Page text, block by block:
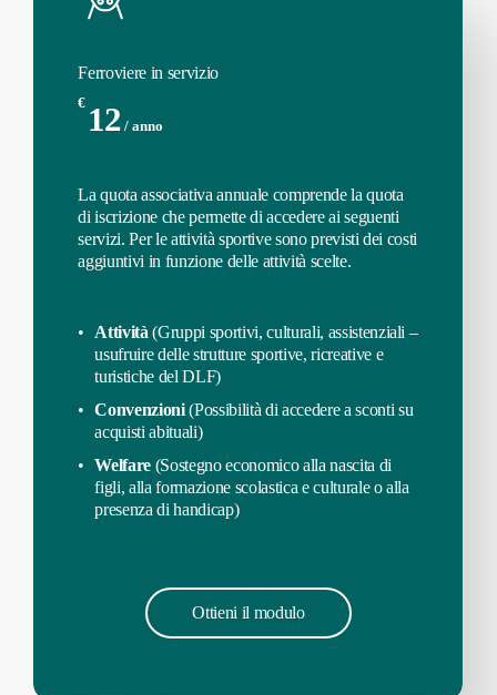
Ferroviere in servizio
€ 12 / anno
La quota associativa annuale comprende la quota
di iscrizione che permette di accedere ai seguenti
servizi. Per le attività sportive sono previsti dei costi
aggiuntivi in funzione delle attività scelte.
Attività (Gruppi sportivi, culturali, assistenziali –
usufruire delle strutture sportive, ricreative e
turistiche del DLF)
Convenzioni(Possibilità di accedere a sconti su
acquisti abituali)
Welfare (Sostegno economico alla nascita di
figli, alla formazione scolastica e culturale o alla
presenza di handicap)
Ottieni il modulo